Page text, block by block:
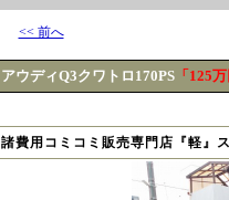
<< 前へ
アウディQ3クワトロ170PS 「125
諸費用コミコミ販売専門店『軽』